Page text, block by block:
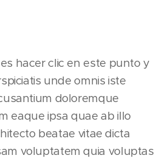
hacer clic en este punto y
unde omnis iste
doloremque
eaque ipsa quae ab illo
beatae vitae dicta
voluptatem quia voluptas